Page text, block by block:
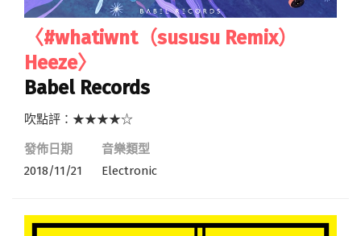
〈#whatiwnt（sususu Remix）
Heeze〉
Babel Records
吹點評：★★★★☆
發佈日期
2018/11/21
音樂類型
Electronic